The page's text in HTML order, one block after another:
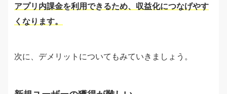
アプリ内課金を利用できるため、収益化につなげやす
くなります。
次に、デメリットについてもみていきましょう。